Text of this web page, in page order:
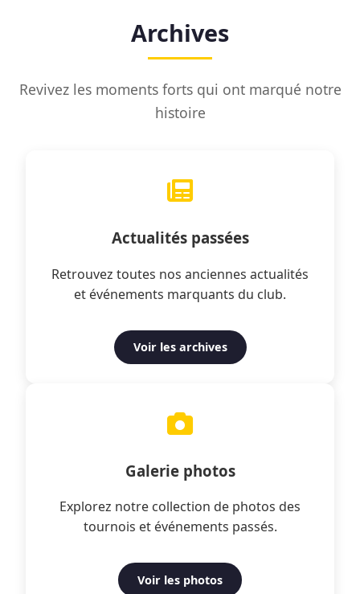
Archives
Revivez les moments forts qui ont marqué notre
histoire
Actualités passées
Retrouvez toutes nos anciennes actualités
et événements marquants du club.
Voir les archives
Galerie photos
Explorez notre collection de photos des
tournois et événements passés.
Voir les photos